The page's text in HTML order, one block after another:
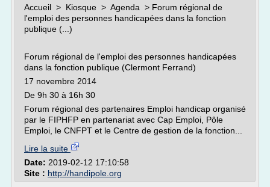
Accueil > Kiosque > Agenda > Forum régional de
l'emploi des personnes handicapées dans la fonction
publique (...)
Forum régional de l'emploi des personnes handicapées
dans la fonction publique (Clermont Ferrand)
17 novembre 2014
De 9h 30 à 16h 30
Forum régional des partenaires Emploi handicap organisé
par le FIPHFP en partenariat avec Cap Emploi, Pôle
Emploi, le CNFPT et le Centre de gestion de la fonction...
Lire la suite
Date: 2019-02-12 17:10:58
Site : http://handipole.org